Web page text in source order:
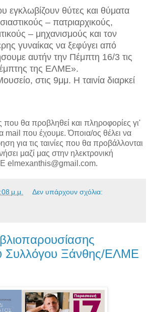
εγκλωβίζουν θύτες και θύματα
– πατριαρχικούς,
– μηχανισμούς και τον
γυναίκας να ξεφύγει από
αυτήν την Πέμπτη 16/3 τις
της ΕΛΜΕ».
στις 9μμ. Η ταινία διαρκεί
που θα προβληθεί και πληροφορίες γι'
mail που έχουμε. Όποια/ος θέλει να
για τις ταινίες που θα προβάλλονται
μαζί μας στην ηλεκτρονική
elmexanthis@gmail.com.
μ.μ. Δεν υπάρχουν σχόλια:
Συλλόγου Ξάνθης/ΕΛΜΕ